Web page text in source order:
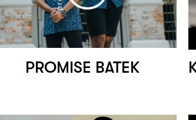
PROMISE BATEK